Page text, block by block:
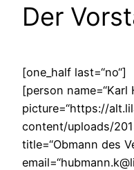
Der
[one_half last=“no“]
[person name=“Karl
picture=“https://
content/uploads/
title=“Obmann des